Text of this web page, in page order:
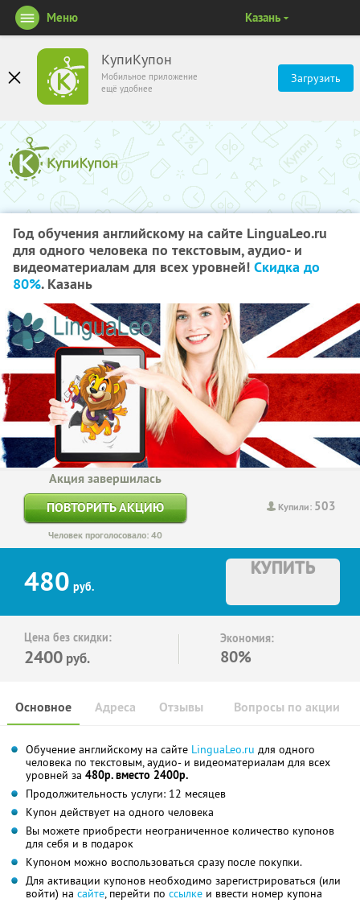
КупиКупон
Мобильное приложение
ещё удобнее
Загрузить
Меню Казань
Год обучения английскому на сайте LinguaLeo.ru
для одного человека по текстовым, аудио- и
видеоматериалам для всех уровней! Скидка до
80%. Казань
Купили: 503
Акция завершилась
ПОВТОРИТЬ АКЦИЮ
Человек проголосовало: 40
480 руб.
КУПИТЬ
Цена без скидки:
2400 руб.
Экономия:
80%
Основное Отзывы Вопросы по акции
Адреса
Обучение английскому на сайте LinguaLeo.ru для одного
человека по текстовым, аудио- и видеоматериалам для всех
уровней за 480р. вместо 2400р.
Продолжительность услуги: 12 месяцев
Купон действует на одного человека
Вы можете приобрести неограниченное количество купонов
для себя и в подарок
Купоном можно воспользоваться сразу после покупки.
Для активации купонов необходимо зарегистрироваться (или
войти) на сайте, перейти по ссылке и ввести номер купона